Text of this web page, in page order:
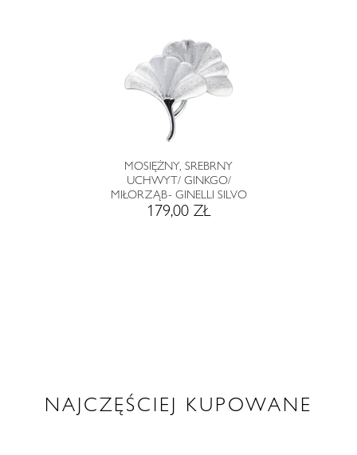
MOSIĘŻNY, SREBRNY
UCHWYT/ GINKGO/
MIŁORZĄB- GINELLI SILVO
179,00 ZŁ
NAJCZĘŚCIEJ KUPOWANE